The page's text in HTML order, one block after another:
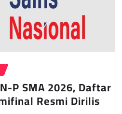
P SMA 2026, Daftar
Resmi Dirilis